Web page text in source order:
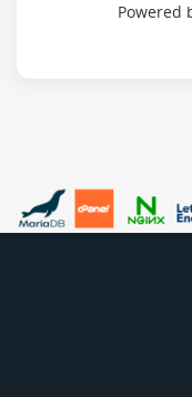
Powered